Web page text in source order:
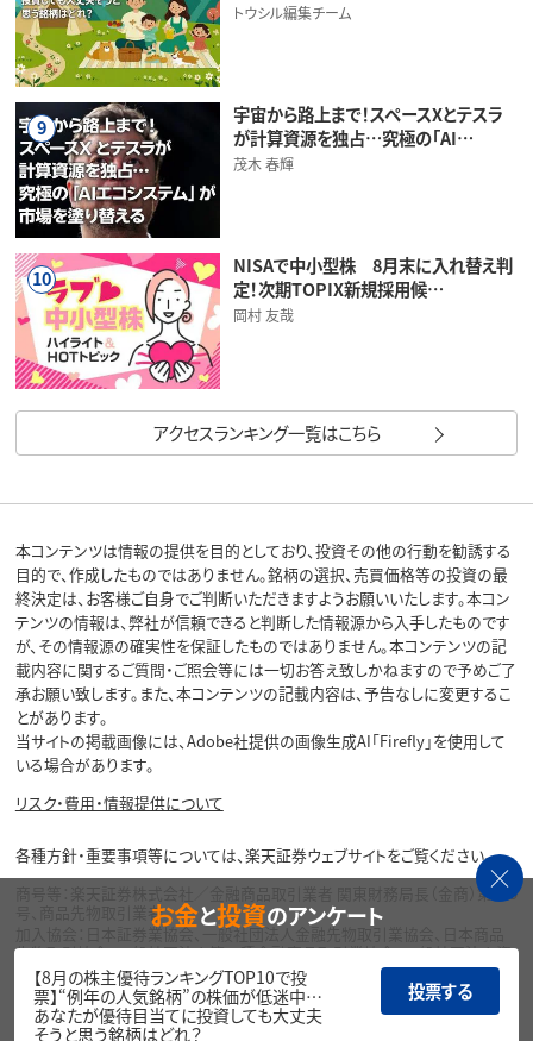
トウシル編集チーム
9
宇宙から路上まで！スペースXとテスラ
が計算資源を独占…究極の「AI…
茂木 春輝
10
NISAで中小型株 8月末に入れ替え判
定！次期TOPIX新規採用候…
岡村 友哉
アクセスランキング一覧はこちら
本コンテンツは情報の提供を目的としており、投資その他の行動を勧誘する
目的で、作成したものではありません。銘柄の選択、売買価格等の投資の最
終決定は、お客様ご自身でご判断いただきますようお願いいたします。本コン
テンツの情報は、弊社が信頼できると判断した情報源から入手したものです
が、その情報源の確実性を保証したものではありません。本コンテンツの記
載内容に関するご質問・ご照会等には一切お答え致しかねますので予めご了
承お願い致します。また、本コンテンツの記載内容は、予告なしに変更するこ
とがあります。
当サイトの掲載画像には、Adobe社提供の画像生成AI「Firefly」を使用して
いる場合があります。
リスク・費用・情報提供について
各種方針・重要事項等については、楽天証券ウェブサイトをご覧ください。
商号等：楽天証券株式会社／金融商品取引業者 関東財務局長（金商）第195
号、商品先物取引業者
加入協会：日本証券業協会、一般社団法人金融先物取引業協会、日本商品
先物取引協会、一般社団法人第二種金融商品取引業協会、一般社団法人資
産運用業協会
Copyright©
1999-2026 Rakuten Securities, Inc. All
お金と投資のアンケート
【8月の株主優待ランキングTOP10で投
票】“例年の人気銘柄”の株価が低迷中…
あなたが優待目当てに投資しても大丈夫
そうと思う銘柄はどれ？
投票する